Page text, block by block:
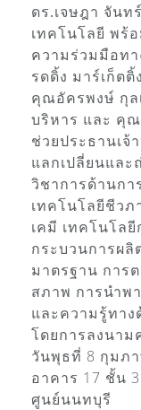
ดร.เจษฎา จัน
เทคโนโลยี พร้
ความร่วมมือท
รดดิ้ง มาร์เก็ต
คุณอัครพงษ์ กุล
บริหาร และ คุ
ช่วยประธานเจ้
แลกเปลี่ยนแล
วิชาการด้านกา
เทคโนโลยีชีว
เคมี เทคโนโล
กระบวนการผ
มาตรฐาน กา
สภาพ การนำพ
และความรู้ทาง
โดยการลงนา
วันพุธที่ 8 กุมภ
อาคาร 17 ชั้น
ศูนย์นนทบุรี